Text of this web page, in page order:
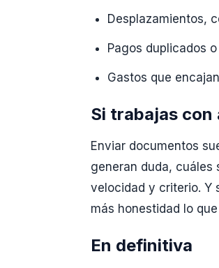
Desplazamientos,
Pagos duplicados
Gastos que
Si trabajas con
Enviar documentos
generan duda, cuáles
velocidad y criterio. Y
más honestidad lo
En definitiva